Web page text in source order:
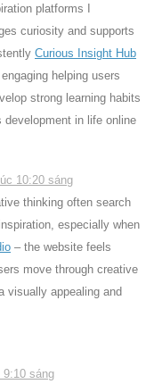
platforms I
curiosity and supports
Curious Insight Hub
helping users
strong learning habits
development in life online
10:20 sáng
thinking often search
especially when
– the website feels
move through creative
visually appealing and
9:10 sáng